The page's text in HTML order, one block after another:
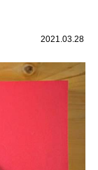
2021.03.28